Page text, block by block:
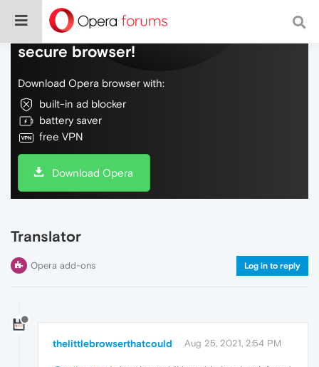
Do more on the web, with a fast and
secure browser!
Download Opera browser with:
built-in ad blocker
battery saver
free VPN
Download Opera
Translator
Opera add-ons Log in to reply
thelittlebrowserthatcould Aug 25, 2021, 2:54 PM